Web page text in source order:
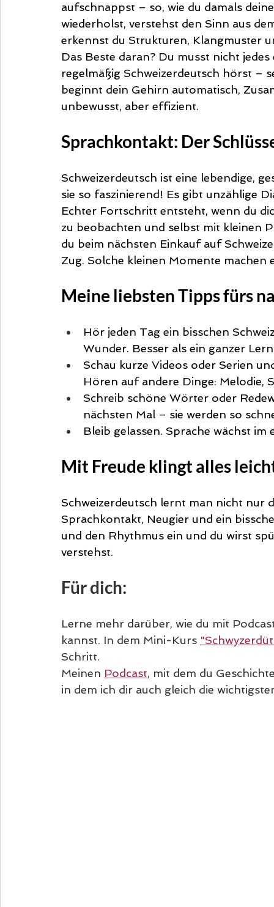
aufschnappst – so, wie du damals
wiederholst, verstehst den Sinn aus
erkennst du Strukturen, Klangmuster
Das Beste daran? Du musst nicht
regelmäßig Schweizerdeutsch hörst –
beginnt dein Gehirn automatisch,
unbewusst, aber effizient.
Sprachkontakt: Der
Schweizerdeutsch ist eine lebendige,
sie so faszinierend! Es gibt unzählige
Echter Fortschritt entsteht, wenn du
zu beobachten und selbst mit kleinen
du beim nächsten Einkauf auf
Zug. Solche kleinen Momente machen
Meine liebsten Tipps fürs
Hör jeden Tag ein bisschen
Wunder. Besser als ein ganzer
Schau kurze Videos oder Serien
Hören auf andere Dinge: Melodie,
Schreib schöne Wörter oder
nächsten Mal – sie werden so
Bleib gelassen. Sprache wächst
Mit Freude klingt alles
Schweizerdeutsch lernt man nicht nur
Sprachkontakt, Neugier und ein
und den Rhythmus ein und du wirst
verstehst.
Für dich:
Lerne mehr darüber, wie du mit
kannst. In dem Mini-Kurs
Schritt.
Meinen Podcast, mit dem du
in dem ich dir auch gleich die